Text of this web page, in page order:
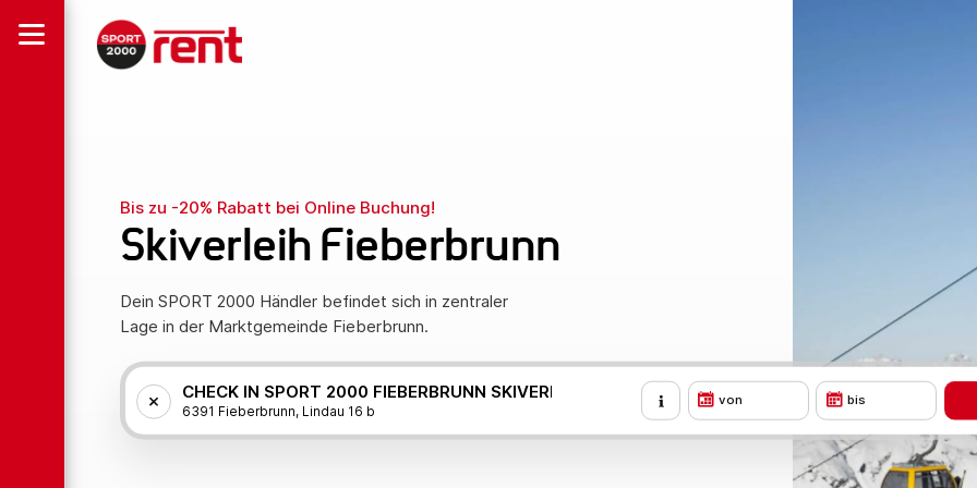
Bis zu -20% Rabatt bei Online Buchung!
Skiverleih Fieberbrunn
Dein SPORT 2000 Händler befindet sich in zentraler
Lage in der Marktgemeinde Fieberbrunn.
CHECK IN SPORT 2000 FIEBERBRUNN SKIVERLEIH
6391 Fieberbrunn, Lindau 16 b
von bis